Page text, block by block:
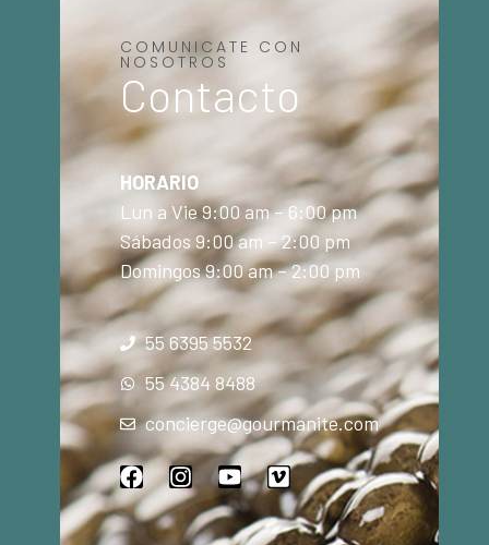
COMUNICATE CON
NOSOTROS
Contacto
HORARIO
Lun a Vie 9:00 am – 6:00 pm
Sábados 9:00 am – 2:00 pm
Domingos 9:00 am – 2:00 pm
55 6395 5532
55 4384 8488
concierge@gourmanite.com